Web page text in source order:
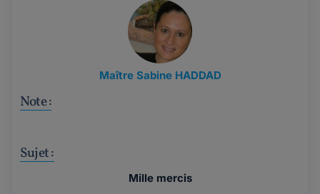
Maître Sabine HADDAD
Note :
Sujet :
Mille mercis